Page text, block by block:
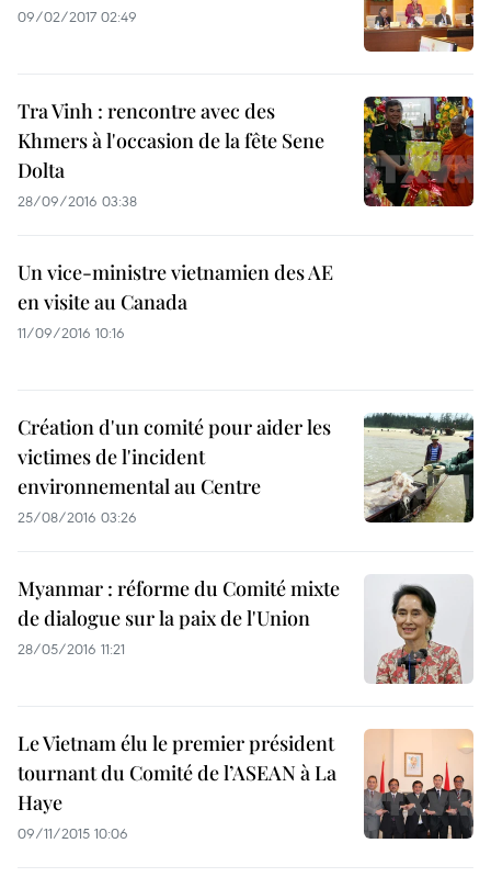
09/02/2017 02:49
Tra Vinh : rencontre avec des
Khmers à l'occasion de la fête Sene
Dolta
28/09/2016 03:38
Un vice-ministre vietnamien des AE
en visite au Canada
11/09/2016 10:16
Création d'un comité pour aider les
victimes de l'incident
environnemental au Centre
25/08/2016 03:26
Myanmar : réforme du Comité mixte
de dialogue sur la paix de l'Union
28/05/2016 11:21
Le Vietnam élu le premier président
tournant du Comité de l’ASEAN à La
Haye
09/11/2015 10:06